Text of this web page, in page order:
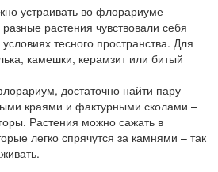
устраивать во флорариуме
растения чувствовали себя
тесного пространства. Для
камешки, керамзит или битый
достаточно найти пару
краями и фактурными сколами –
Растения можно сажать в
легко спрячутся за камнями – так